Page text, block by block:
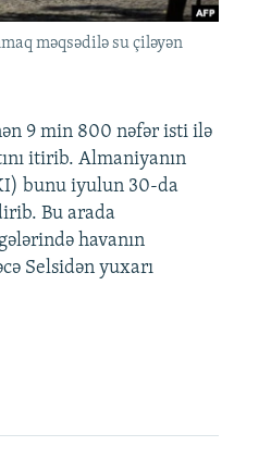
məqsədilə su çiləyən
9 min 800 nəfər isti ilə
itirib. Almaniyanın
bunu iyulun 30-da
Bu arada
havanın
Selsidən yuxarı